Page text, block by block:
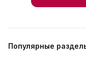
Популярные